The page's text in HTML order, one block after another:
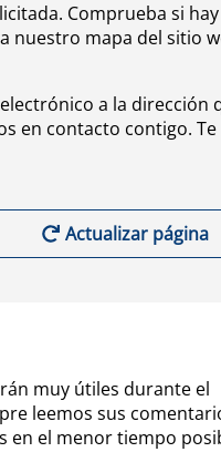
Comprueba si hay
nuestro mapa del sitio
a la dirección
en contacto contigo. Te
Actualizar página
muy útiles durante el
leemos sus
en el menor tiempo